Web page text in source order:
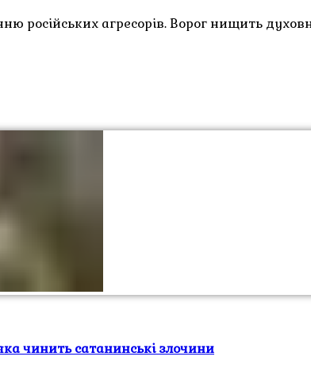
російських агресорів. Ворог нищить
чинить сатанинські злочини